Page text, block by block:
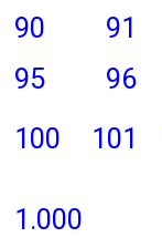
90
91
95
96
100
101
1.000